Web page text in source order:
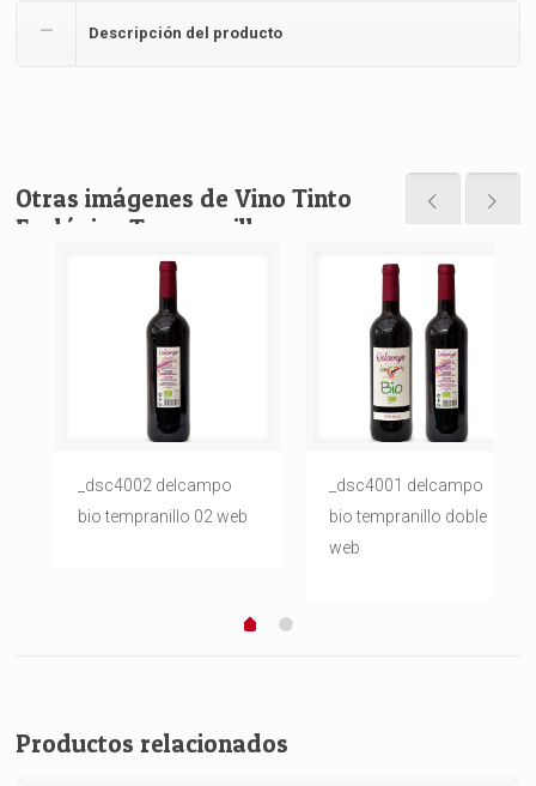
Descripción del producto
Otras imágenes de Vino Tinto
Ecológico Tempranillo
_dsc4002 delcampo
bio tempranillo 02 web
_dsc4001 delcampo
bio tempranillo doble
web
Productos relacionados